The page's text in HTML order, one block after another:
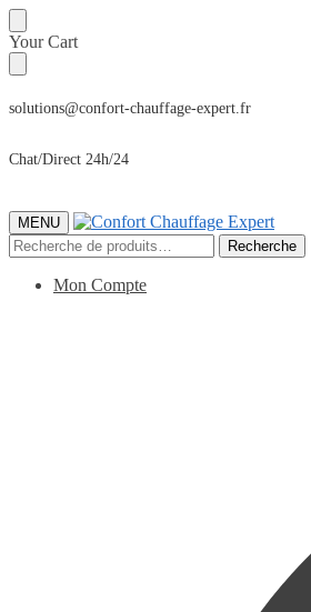
Sauter
à
la
navigation
Skip
to
content
Your Cart
solutions@confort-chauffage-expert.fr
Chat/Direct 24h/24
MENU
Recherche
pour :
Recherche
Mon Compte